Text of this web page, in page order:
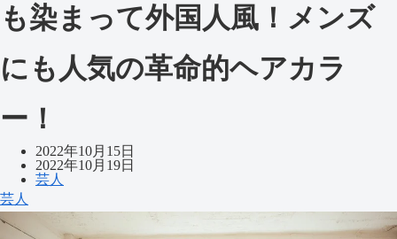
も染まって外国人風！メンズ
にも人気の革命的ヘアカラ
ー！
2022年10月15日
2022年10月19日
芸人
芸人